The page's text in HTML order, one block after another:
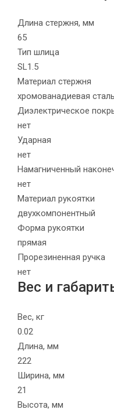
Длина стержня, мм
65
Тип шлица
SL1.5
Материал стержня
хромованадиевая сталь
Диэлектрическое
нет
Ударная
нет
Намагниченный
нет
Материал рукоятки
двухкомпонентный
Форма рукоятки
прямая
Прорезиненная ручка
нет
Вес и
Вес, кг
0.02
Длина, мм
222
Ширина, мм
21
Высота, мм